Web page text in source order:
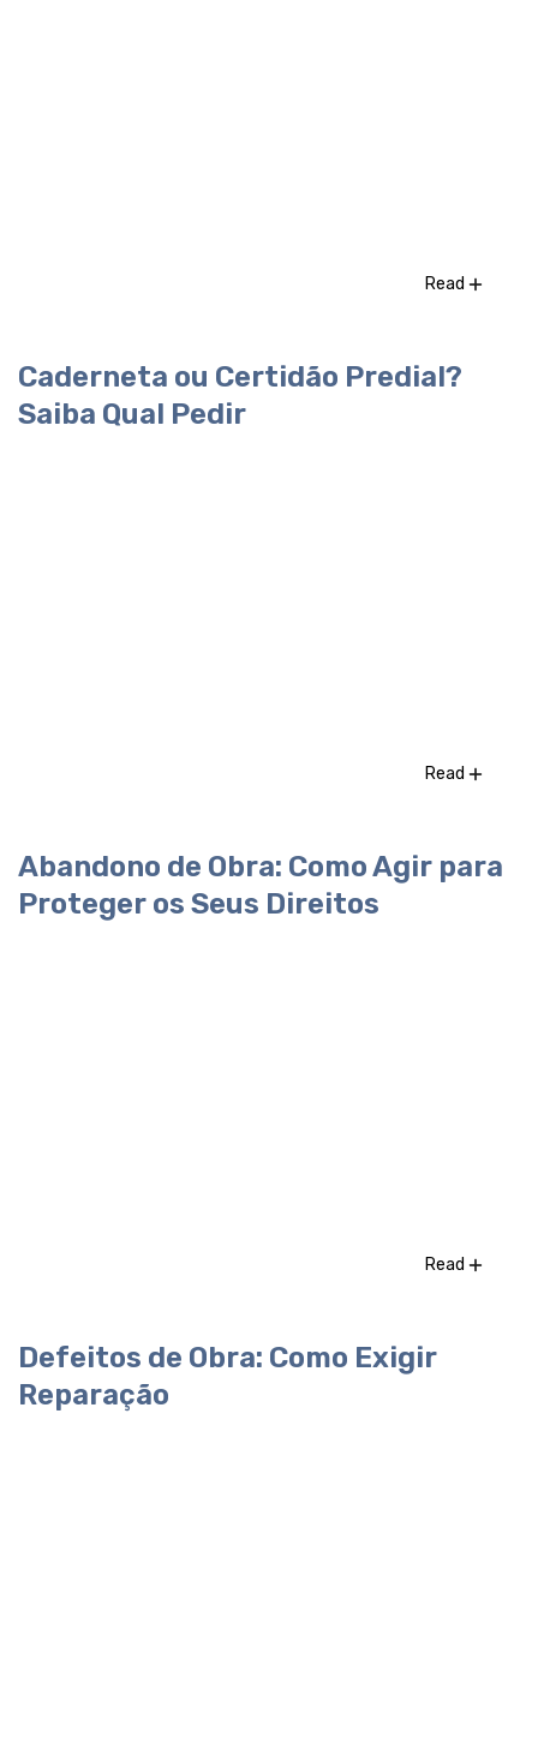
Read
Caderneta ou Certidão Predial?
Saiba Qual Pedir
Read
Abandono de Obra: Como Agir para
Proteger os Seus Direitos
Read
Defeitos de Obra: Como Exigir
Reparação